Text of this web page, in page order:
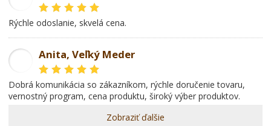
rýchle odoslanie, skvelá cena.
Anita, Veľký Meder
dobrá komunikácia so zákazníkom, rýchle doručenie tovaru,
vernostný program, cena produktu, široký výber produktov.
Zobraziť ďalšie